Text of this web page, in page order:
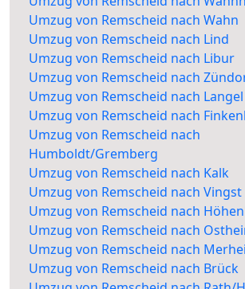
Umzug von Remscheid nach Wahn
Umzug von Remscheid nach Lind
Umzug von Remscheid nach Libur
Umzug von Remscheid nach
Umzug von Remscheid nach Langel
Umzug von Remscheid nach
Umzug von Remscheid nach
Humboldt/Gremberg
Umzug von Remscheid nach Kalk
Umzug von Remscheid nach Vingst
Umzug von Remscheid nach
Umzug von Remscheid nach
Umzug von Remscheid nach
Umzug von Remscheid nach Brück